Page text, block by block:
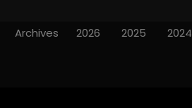
Archives 2026 2025 2024